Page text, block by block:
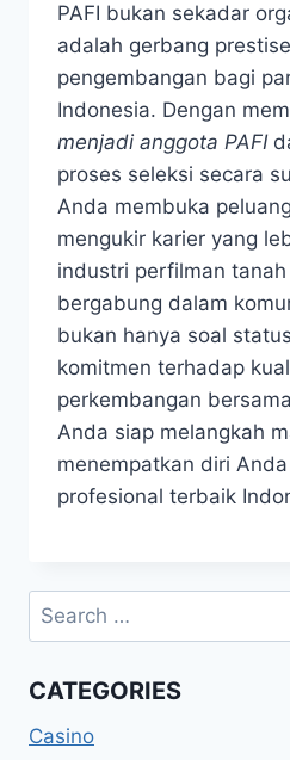
PAFI bukan sekadar
adalah gerbang
pengembangan bagi
Indonesia. Dengan
menjadi anggota PAFI
proses seleksi secara
Anda membuka
mengukir karier yang
industri perfilman tanah
bergabung dalam
bukan hanya soal
komitmen terhadap
perkembangan
Anda siap melangkah
menempatkan diri
profesional terbaik
Search
for:
CATEGORIES
Casino